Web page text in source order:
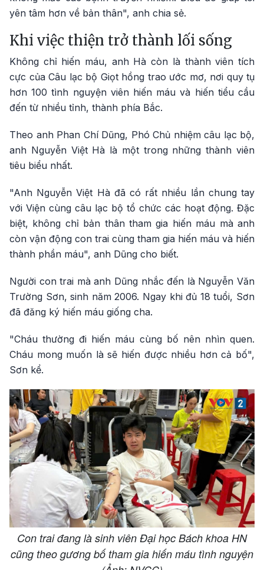
yên tâm hơn về bản thân", anh chia sẻ.
Khi việc thiện trở thành lối sống
Không chỉ hiến máu, anh Hà còn là thành viên tích
cực của Câu lạc bộ Giọt hồng trao ước mơ, nơi quy tụ
hơn 100 tình nguyện viên hiến máu và hiến tiểu cầu
đến từ nhiều tỉnh, thành phía Bắc.
Theo anh Phan Chí Dũng, Phó Chủ nhiệm câu lạc bộ,
anh Nguyễn Việt Hà là một trong những thành viên
tiêu biểu nhất.
"Anh Nguyễn Việt Hà đã có rất nhiều lần chung tay
với Viện cùng câu lạc bộ tổ chức các hoạt động. Đặc
biệt, không chỉ bản thân tham gia hiến máu mà anh
còn vận động con trai cùng tham gia hiến máu và hiến
thành phần máu", anh Dũng cho biết.
Người con trai mà anh Dũng nhắc đến là Nguyễn Văn
Trường Sơn, sinh năm 2006. Ngay khi đủ 18 tuổi, Sơn
đã đăng ký hiến máu giống cha.
"Cháu thường đi hiến máu cùng bố nên nhìn quen.
Cháu mong muốn là sẽ hiến được nhiều hơn cả bố",
Sơn kể.
Con trai đang là sinh viên Đại học Bách khoa HN
cũng theo gương bố tham gia hiến máu tình nguyện